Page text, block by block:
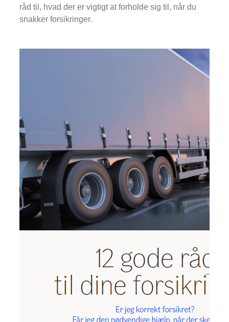
råd til, hvad der er vigtigt at forholde sig til, når du
snakker forsikringer.